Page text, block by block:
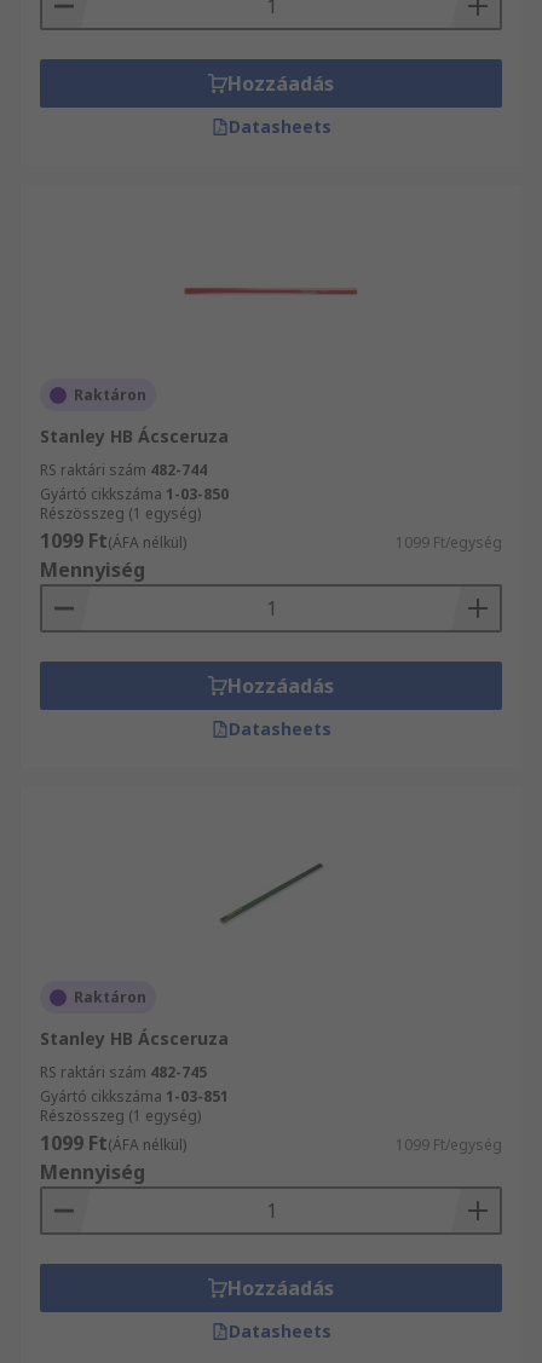
Hozzáadás
Datasheets
Raktáron
Stanley HB Ácsceruza
RS raktári szám 482-744
Gyártó cikkszáma 1-03-850
Részösszeg (1 egység)
1099 Ft(ÁFA nélkül) 1099 Ft/egység
Mennyiség
Hozzáadás
Datasheets
Raktáron
Stanley HB Ácsceruza
RS raktári szám 482-745
Gyártó cikkszáma 1-03-851
Részösszeg (1 egység)
1099 Ft(ÁFA nélkül) 1099 Ft/egység
Mennyiség
Hozzáadás
Datasheets